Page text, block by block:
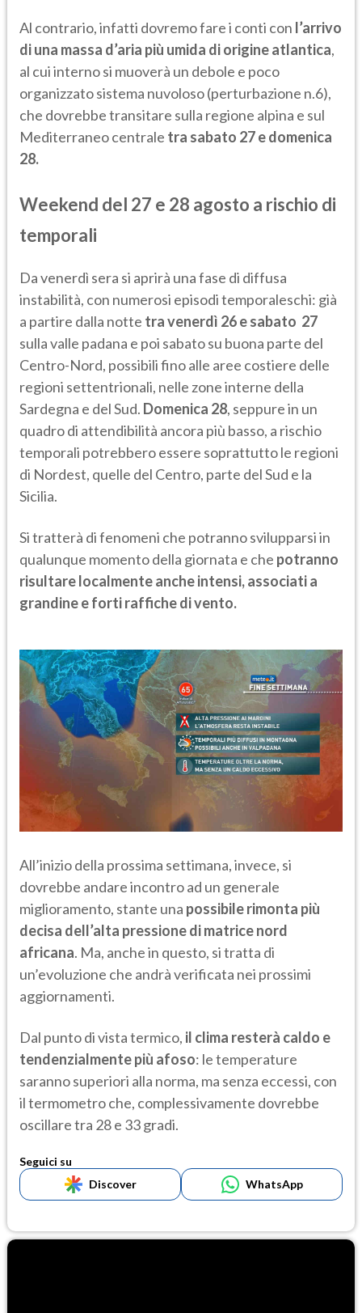
Al contrario, infatti dovremo fare i conti con l’arrivo
di una massa d’aria più umida di origine atlantica,
al cui interno si muoverà un debole e poco
organizzato sistema nuvoloso (perturbazione n.6),
che dovrebbe transitare sulla regione alpina e sul
Mediterraneo centrale tra sabato 27 e domenica
28.
Weekend del 27 e 28 agosto a rischio di
temporali
Da venerdì sera si aprirà una fase di diffusa
instabilità, con numerosi episodi temporaleschi: già
a partire dalla notte tra venerdì 26 e sabato 27
sulla valle padana e poi sabato su buona parte del
Centro-Nord, possibili fino alle aree costiere delle
regioni settentrionali, nelle zone interne della
Sardegna e del Sud. Domenica 28, seppure in un
quadro di attendibilità ancora più basso, a rischio
temporali potrebbero essere soprattutto le regioni
di Nordest, quelle del Centro, parte del Sud e la
Sicilia.
Si tratterà di fenomeni che potranno svilupparsi in
qualunque momento della giornata e che potranno
risultare localmente anche intensi, associati a
grandine e forti raffiche di vento.
All’inizio della prossima settimana, invece, si
dovrebbe andare incontro ad un generale
miglioramento, stante una possibile rimonta più
decisa dell’alta pressione di matrice nord
africana. Ma, anche in questo, si tratta di
un’evoluzione che andrà verificata nei prossimi
aggiornamenti.
Dal punto di vista termico, il clima resterà caldo e
tendenzialmente più afoso: le temperature
saranno superiori alla norma, ma senza eccessi, con
il termometro che, complessivamente dovrebbe
oscillare tra 28 e 33 gradi.
Seguici su
Discover
WhatsApp